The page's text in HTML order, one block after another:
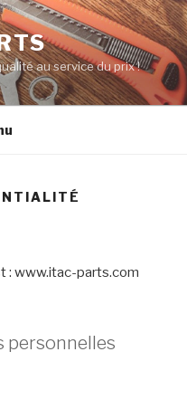
au service du prix !
: www.itac-parts.com
personnelles